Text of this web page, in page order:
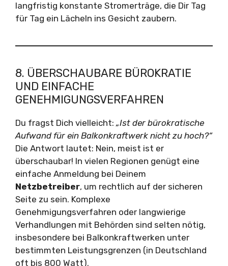
langfristig konstante Stromerträge, die Dir Tag
für Tag ein Lächeln ins Gesicht zaubern.
8. ÜBERSCHAUBARE BÜROKRATIE
UND EINFACHE
GENEHMIGUNGSVERFAHREN
Du fragst Dich vielleicht: „Ist der bürokratische
Aufwand für ein Balkonkraftwerk nicht zu hoch?“
Die Antwort lautet: Nein, meist ist er
überschaubar! In vielen Regionen genügt eine
einfache Anmeldung bei Deinem
Netzbetreiber, um rechtlich auf der sicheren
Seite zu sein. Komplexe
Genehmigungsverfahren oder langwierige
Verhandlungen mit Behörden sind selten nötig,
insbesondere bei Balkonkraftwerken unter
bestimmten Leistungsgrenzen (in Deutschland
oft bis 800 Watt).